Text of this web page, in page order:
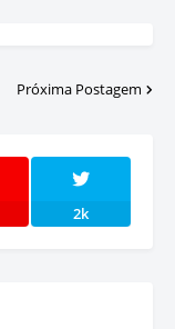
Próxima Postagem
2k